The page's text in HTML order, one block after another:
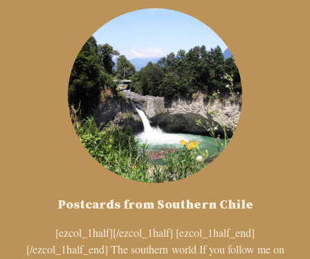
Postcards from Southern Chile
[ezcol_1half][/ezcol_1half] [ezcol_1half_end]
[/ezcol_1half_end] The southern world If you follow me on